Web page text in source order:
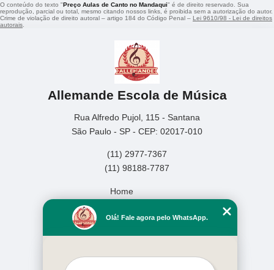
O conteúdo do texto "Preço Aulas de Canto no Mandaqui" é de direito reservado. Sua
reprodução, parcial ou total, mesmo citando nossos links, é proibida sem a autorização do autor.
Crime de violação de direito autoral – artigo 184 do Código Penal – Lei 9610/98 - Lei de direitos
autorais
Allemande Escola de Música
Rua Alfredo Pujol, 115 - Santana
São Paulo - SP - CEP: 02017-010
(11) 2977-7367
(11) 98188-7787
Home
Missão
Serviços
Olá! Fale agora pelo WhatsApp.